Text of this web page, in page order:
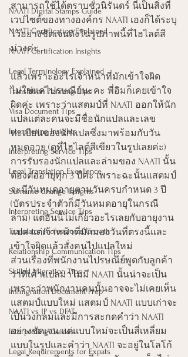
NAATI Digital Stamps Guide
NAATI Certification Explained
NAATI Certification Insights
Legal Terminology Explained
Translation Planning Tips
Visa Document Tips
Interpreting Insights
Interpreting Service Tips
Legal Translation Excellence
Surname Change Insights
Interpreting Service Tips
Translator Professional Growth
Relationship Communication Tips
Skilled Migration Tips
Immigration Document Prep
NAATI vs JP vs DFAT
Interpreting Guides
Legal Requirements for Expats
สามารถใช้ได้ตราบชั่วนิรันดร์ นี่เป็นสิ่งที่
เวปไซต์ของทางองค์กร NAATI เองก็ได้ระบุ
ไว้อย่างชัดเจนดังในรูปภาพนี้ที่ไฮไลต์สี
ม่วงค่ะ
แล้วเพราะอะไรเจ้าหน้าที่มักเข้าใจผิด
ไม่ใช่แค่ไปรษณีย์นะคะ พี่อิมก็เคยเข้าใจ
ผิดค่ะ เพราะว่าแสตมป์ที่ NAATI ออกให้นัก
แปลแต่ละคนจะมีชื่อนักแปลและเลข
ทะเบียนของนักแปลซึ่งมาพร้อมกับวัน
หมดอายุ (ดูที่ไฮไลต์สีเขียวในรูปเลยค่ะ)
การรับรองนักแปลและล่ามของ NAATI นั้น
ต้องต่ออายุทุก 3 ปีค่ะ เพราะฉะนั้นแสตมป์
จะมีวันหมดอายุตามวันครบกำหนด 3 ปี
(บัตรประจำตัวก็มีวันหมดอายุในกรณี
ล่าม) แต่อันนี้ไม่เกี่ยวอะไรเลยกับอายุงาน
แปล แต่เจ้าหน้าที่มักมองวันที่ตรงนี้และ
เข้าใจผิดแล้วสั่งคนไปแปลใหม่
ส่วนเรื่องที่พนักงานไปรษณีย์พูดกับลูกค้า
ว่าที่เค้าแปลมาไม่มี NAATI นั้นน่าจะเป็น
เพราะว่าพนักงานคนนั้นอาจจะไม่เคยเห็น
แสตมป์แบบใหม่ แสตมป์ NAATI แบบเก่าจะ
เป็นวงกลมและมีการสะกดคำว่า NAATI
อย่างชัดเจน แต่แบบใหม่จะเป็นสี่เหลี่ยม
แบบในรูปและคำว่า NAATI จะอยู่ในโลโก้